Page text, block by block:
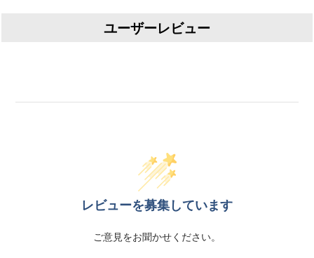
ユーザーレビュー
レビューを募集しています
ご意見をお聞かせください。